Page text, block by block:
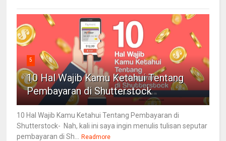
5
10 Hal Wajib Kamu Ketahui Tentang
Pembayaran di Shutterstock
10 Hal Wajib Kamu Ketahui Tentang Pembayaran di
Shutterstock- Nah, kali ini saya ingin menulis tulisan seputar
pembayaran di Sh...
Readmore